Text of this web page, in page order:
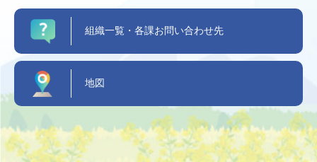
組織一覧・各課お問い合わせ先
地図